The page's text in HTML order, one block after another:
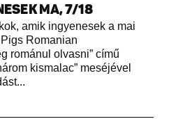
MA, 7/18
amik ingyenesek a mai
Romanian
románul olvasni” című
kismalac” meséjével